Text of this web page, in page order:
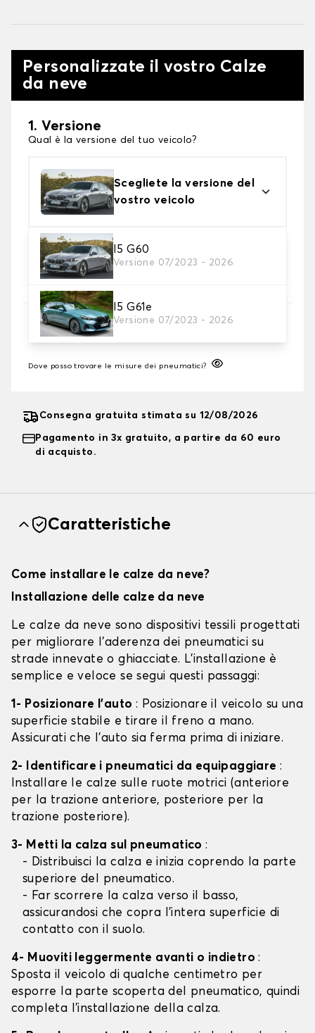
Personalizzate il vostro Calze
da neve
1. Versione
Qual è la versione del tuo veicolo?
Scegliete la versione del
vostro veicolo
I5 G60
Versione 07/2023 - 2026
I5 G61e
Versione 07/2023 - 2026
2. Finitura a calza
Scegli le calze da neve adatte alle tue necessità
3. Dimensioni
Inserire le dimensioni del pneumatico
Dove posso trovare le misure dei pneumatici?
Consegna gratuita stimata su 12/08/2026
Pagamento in 3x gratuito, a partire da 60 euro
di acquisto.
Caratteristiche
Come installare le calze da neve?
Installazione delle calze da neve
Le calze da neve sono dispositivi tessili progettati
per migliorare l'aderenza dei pneumatici su
strade innevate o ghiacciate. L'installazione è
semplice e veloce se segui questi passaggi:
1- Posizionare l'auto : Posizionare il veicolo su una
superficie stabile e tirare il freno a mano.
Assicurati che l'auto sia ferma prima di iniziare.
2- Identificare i pneumatici da equipaggiare :
Installare le calze sulle ruote motrici (anteriore
per la trazione anteriore, posteriore per la
trazione posteriore).
3- Metti la calza sul pneumatico:
- Distribuisci la calza e inizia coprendo la parte
superiore del pneumatico.
- Far scorrere la calza verso il basso,
assicurandosi che copra l'intera superficie di
contatto con il suolo.
4- Muoviti leggermente avanti o indietro:
Sposta il veicolo di qualche centimetro per
esporre la parte scoperta del pneumatico, quindi
completa l'installazione della calza.